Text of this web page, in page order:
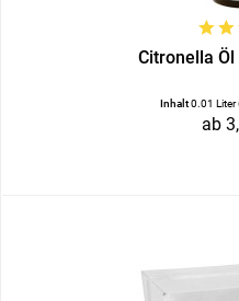
Citronella
Inhalt0.01 Liter
ab